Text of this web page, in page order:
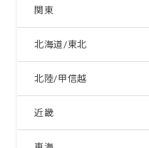
関東
北海道/東北
北陸/甲信越
近畿